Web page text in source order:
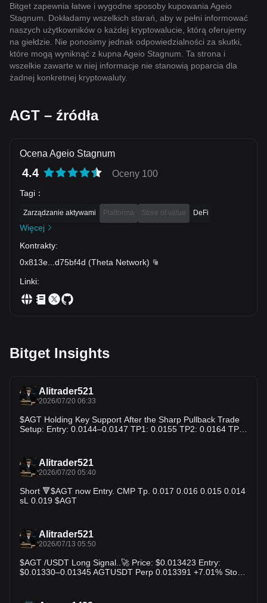
Bitget zapewnia łatwe i wygodne sposoby kupowania Ageio
Stagnum. Dokładamy wszelkich starań, aby w pełni informować
naszych użytkowników o każdej kryptowalucie, którą oferujemy
na giełdzie. Nie ponosimy jednak odpowiedzialności za skutki,
które mogą wyniknąć z kupna Ageio Stagnum. Ta strona i
wszelkie zawarte w niej informacje nie stanowią poparcia dla
żadnej konkretnej kryptowaluty.
AGT – źródła
Ocena Ageio Stagnum
4.4 Oceny 100
Tagi ：
Zarządzanie aktywami Platforma Store of value DeFi
Więcej
Kontrakty:
0x813e
d75bf4d (Theta Network)
Linki:
Bitget Insights
Alitrader521
2026/07/20 06:33
$AGT Holding Key Support After the Sharp Pullback Trade
Setup: Entry: 0.0144–0.0147 TP1: 0.0155 TP2: 0.0164 TP3:
Alitrader521
2026/07/20 05:40
Short 🔻$AGT now Entry. CMP Tp. 0.017 0.016 0.015 0.014
sL 0.019 $AGT
Alitrader521
2026/07/13 05:50
$AGT /USDT Long Signal..🚀 Price: $0.013423 Entry:
$0.01330–0.01345 AGTUSDT Perp 0.013391 +7.01% Stop
recovery from $0.01219. Holding above $0.01330 keeps